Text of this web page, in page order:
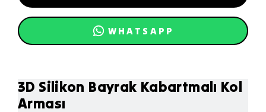
WHATSAPP
3D Silikon Bayrak Kabartmalı Kol
Arması